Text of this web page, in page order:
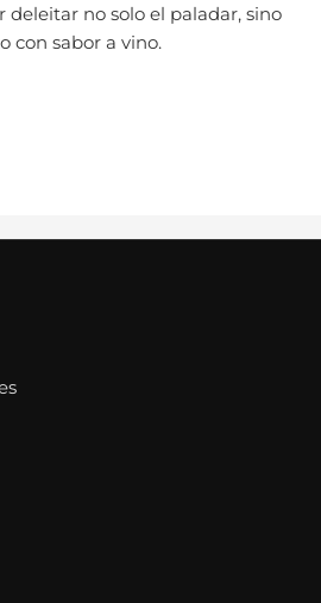
deleitar no solo el paladar, sino
con sabor a vino.